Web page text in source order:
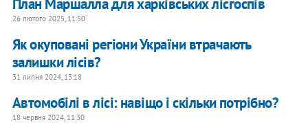
26 лютого 2025, 11:50
Як окуповані регіони України втрачають
залишки лісів?
31 липня 2024, 13:18
Автомобілі в лісі: навіщо і скільки потрібно?
18 червня 2024, 11:30